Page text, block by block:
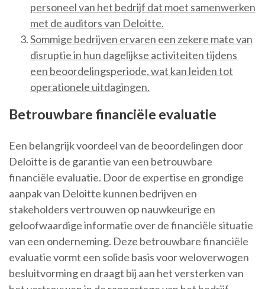
personeel van het bedrijf dat moet samenwerken
met de auditors van Deloitte.
Sommige bedrijven ervaren een zekere mate van
disruptie in hun dagelijkse activiteiten tijdens
een beoordelingsperiode, wat kan leiden tot
operationele uitdagingen.
Betrouwbare financiële evaluatie
Een belangrijk voordeel van de beoordelingen door
Deloitte is de garantie van een betrouwbare
financiële evaluatie. Door de expertise en grondige
aanpak van Deloitte kunnen bedrijven en
stakeholders vertrouwen op nauwkeurige en
geloofwaardige informatie over de financiële situatie
van een onderneming. Deze betrouwbare financiële
evaluatie vormt een solide basis voor weloverwogen
besluitvorming en draagt bij aan het versterken van